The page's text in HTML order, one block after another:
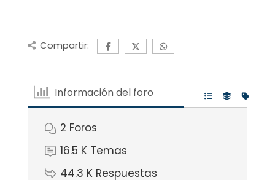
Compartir:
Información del foro
2 Foros
16.5 K Temas
44.3 K Respuestas